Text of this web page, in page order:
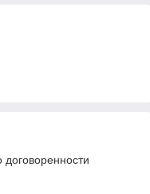
договоренности